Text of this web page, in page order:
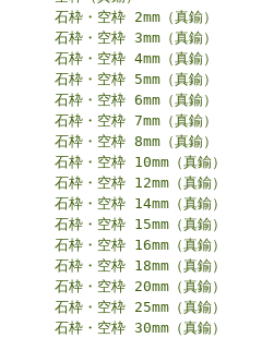
石枠・空枠 2mm（真鍮）
石枠・空枠 3mm（真鍮）
石枠・空枠 4mm（真鍮）
石枠・空枠 5mm（真鍮）
石枠・空枠 6mm（真鍮）
石枠・空枠 7mm（真鍮）
石枠・空枠 8mm（真鍮）
石枠・空枠 10mm（真鍮）
石枠・空枠 12mm（真鍮）
石枠・空枠 14mm（真鍮）
石枠・空枠 15mm（真鍮）
石枠・空枠 16mm（真鍮）
石枠・空枠 18mm（真鍮）
石枠・空枠 20mm（真鍮）
石枠・空枠 25mm（真鍮）
石枠・空枠 30mm（真鍮）